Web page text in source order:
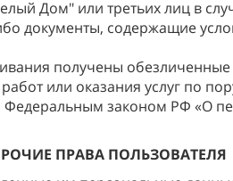
Дом" или третьих лиц в
документы, содержащие
получены обезличенные
или оказания услуг по
законом РФ «О
ПРАВА ПОЛЬЗОВАТЕЛЯ